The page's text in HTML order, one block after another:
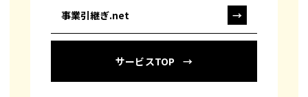
事業引継ぎ.net →
サービスTOP